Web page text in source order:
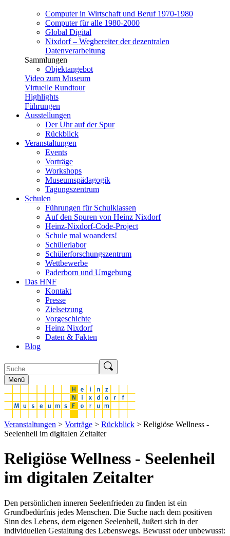
Computer in Wirtschaft und Beruf 1970-1980
Computer für alle 1980-2000
Global Digital
Nixdorf – Wegbereiter der dezentralen
Datenverarbeitung
Sammlungen
Objektangebot
Video zum Museum
Virtuelle Rundtour
Highlights
Führungen
Ausstellungen
Der Uhr auf der Spur
Rückblick
Veranstaltungen
Events
Vorträge
Workshops
Museumspädagogik
Tagungszentrum
Schulen
Führungen für Schulklassen
Auf den Spuren von Heinz Nixdorf
Heinz-Nixdorf-Code-Project
Schule mal woanders!
Schülerlabor
Schülerforschungszentrum
Wettbewerbe
Paderborn und Umgebung
Das HNF
Kontakt
Presse
Zielsetzung
Vorgeschichte
Heinz Nixdorf
Daten & Fakten
Blog
Menü
Veranstaltungen > Vorträge > Rückblick > Religiöse Wellness -
Seelenheil im digitalen Zeitalter
Religiöse Wellness - Seelenheil
im digitalen Zeitalter
Den persönlichen inneren Seelenfrieden zu finden ist ein
Grundbedürfnis jedes Menschen. Die Suche nach dem positiven
Sinn des Lebens, dem eigenen Seelenheil, äußert sich in der
individuellen Gestaltung des Lebenswegs. Bewusst oder unbewusst: